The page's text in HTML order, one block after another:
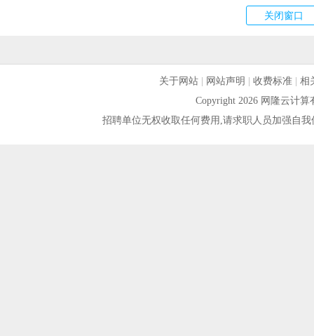
关于网站 网站声明 |收费标准 |相
Copyright 2026 网隆云计
招聘单位无权收取任何费用,请求职人员加强自